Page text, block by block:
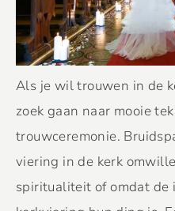
Als je wil trouwen in de
zoek gaan naar mooie
trouwceremonie.
viering in de kerk
spiritualiteit of omdat de